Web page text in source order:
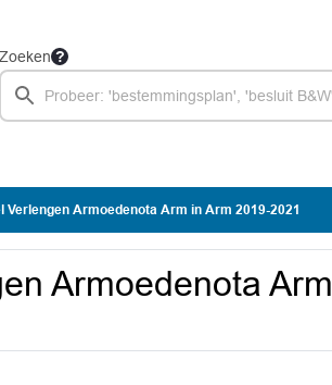
Zoeken
Verlengen Armoedenota Arm in Arm 2019-2021
Armoedenota Arm